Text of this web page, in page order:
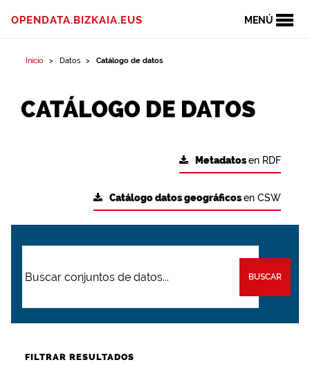
MENÚ
OPENDATA.BIZKAIA.EUS
Inicio Datos Catálogo de datos
CATÁLOGO DE DATOS
Metadatosen RDF
Catálogo datos geográficosen CSW
BUSCAR
FILTRAR RESULTADOS